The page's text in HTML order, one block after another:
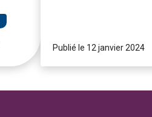
Publié le 12 janvier 2024